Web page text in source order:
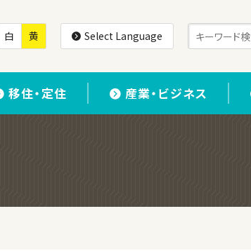
白 黄 Select Language
移住・定住 産業・ビジネス